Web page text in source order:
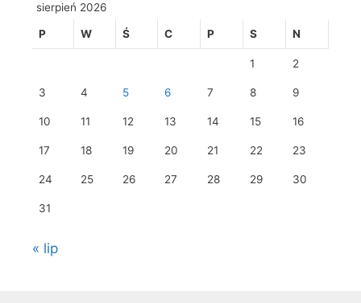
sierpień 2026
P W Ś C P S N
1 2
3 4 5 6 7 8 9
10 11 12 13 14 15 16
17 18 19 20 21 22 23
24 25 26 27 28 29 30
31
« lip